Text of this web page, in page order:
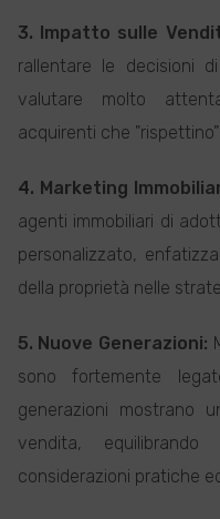
3. Impatto sulle
rallentare le decisioni
valutare molto
acquirenti che
4. Marketing
agenti immobiliari di
personalizzato,
della proprietà nelle
5. Nuove Generazioni:
sono fortemente
generazioni mostrano
vendita,
considerazioni pratiche